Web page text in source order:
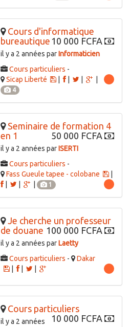
Cours d'informatique
bureautique 10 000 FCFA
il y a 2 années parInformaticien
Cours particuliers -
Sicap Liberté
|
4
Seminaire de formation 4
en 1
50 000 FCFA
il y a 2 années parISERTI
Cours particuliers -
Fass Gueule tapee - colobane
1
Je cherche un professeur
de douane 100 000 FCFA
il y a 2 années parLaetty
Cours particuliers -
Dakar
|
Cours particuliers
10 000 FCFA
il y a 2 années